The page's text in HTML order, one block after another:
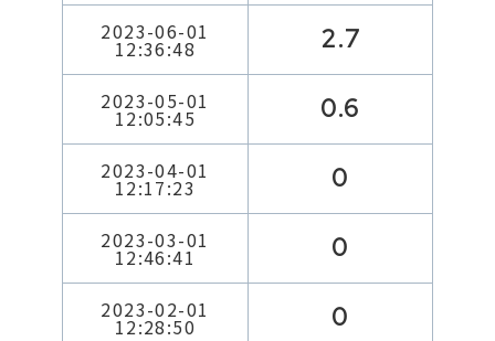
2023-06-01
12:36:48 2.7
2023-05-01
12:05:45 0.6
2023-04-01
12:17:23 0
2023-03-01
12:46:41 0
2023-02-01
12:28:50 0